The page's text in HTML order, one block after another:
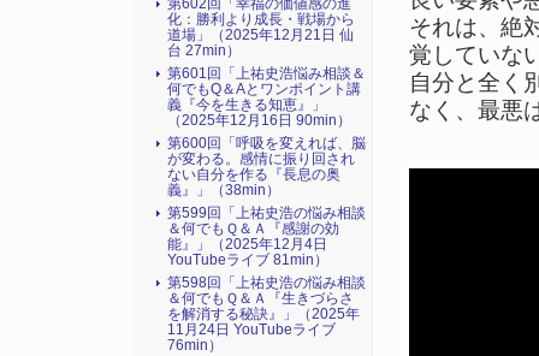
それは、絶
覚していな
自分と全く
なく、最悪
第602回「幸福の価値感の進
化：勝利より成長・戦場から
道場」（2025年12月21日 仙
台 27min）
第601回「上祐史浩悩み相談＆
何でもQ＆Aとワンポイント講
義『今を生きる知恵』」
（2025年12月16日 90min）
第600回「呼吸を変えれば、脳
が変わる。感情に振り回され
ない自分を作る『長息の奥
義』」（38min）
第599回「上祐史浩の悩み相談
＆何でもＱ＆Ａ『感謝の効
能』」（2025年12月4日
YouTubeライブ 81min）
第598回「上祐史浩の悩み相談
＆何でもＱ＆Ａ『生きづらさ
を解消する秘訣』​」（2025年
11月24日 YouTubeライブ
76min）